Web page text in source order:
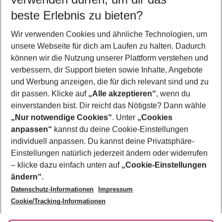
5-8 Nächte
2 Erwachsene Keine Kinder
Mehr Filter anzeigen
Footer
Footer navigation
Über uns
AGB
Bestpreisgarantie
Cookie-Einstellungen ändern
Cookie-Richtlinie
Agenturbetreuung
Barrierefreies Reisen
Folge uns
beste Erlebnis zu bieten?
Wir verwenden Cookies und ähnliche Technologien, um
unsere Webseite für dich am Laufen zu halten. Dadurch
können wir die Nutzung unserer Plattform verstehen und
verbessern, dir Support bieten sowie Inhalte, Angebote
und Werbung anzeigen, die für dich relevant sind und zu
dir passen. Klicke auf „Alle akzeptieren“, wenn du
einverstanden bist. Dir reicht das Nötigste? Dann wähle
„Nur notwendige Cookies“. Unter „Cookies
anpassen“ kannst du deine Cookie-Einstellungen
individuell anpassen. Du kannst deine Privatsphäre-
Einstellungen natürlich jederzeit ändern oder widerrufen
– klicke dazu einfach unten auf „Cookie-Einstellungen
ändern“.
Datenschutz-Informationen
Impressum
Cookie/Tracking-Informationen